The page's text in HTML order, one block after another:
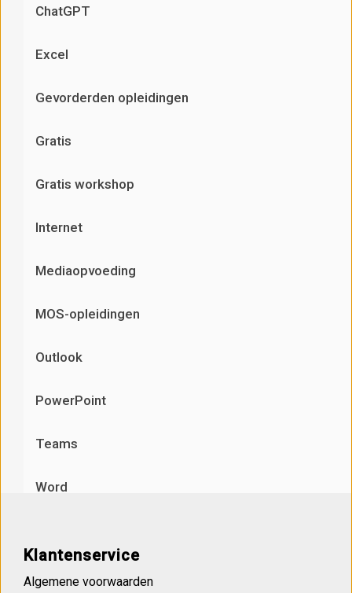
ChatGPT
Excel
Gevorderden opleidingen
Gratis
Gratis workshop
Internet
Mediaopvoeding
MOS-opleidingen
Outlook
PowerPoint
Teams
Word
Klantenservice
Algemene voorwaarden